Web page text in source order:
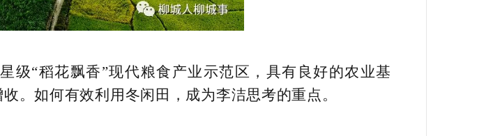
级“稻花飘香”现代粮食产业示范区，具有良好的农业基
。如何有效利用冬闲田，成为李洁思考的重点。